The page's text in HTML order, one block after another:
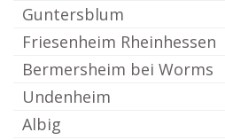
Guntersblum
Friesenheim Rheinhessen
Bermersheim bei Worms
Undenheim
Albig